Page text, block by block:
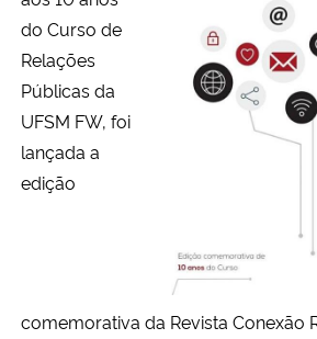
Ministério do Desenvolvimento Regional
Ministério da Mulher, da Família e dos Direitos
Secretaria-Geral
do Curso de
Relações
Públicas da
UFSM FW, foi
lançada a
edição
comemorativa da Revista Conexão